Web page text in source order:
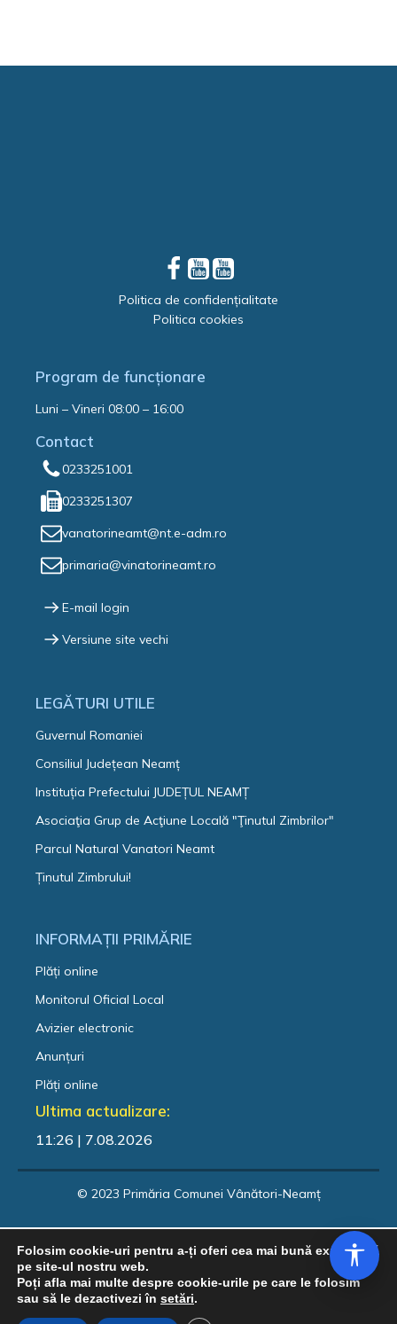
Politica de confidențialitate
Politica cookies
Program de funcționare
Luni – Vineri 08:00 – 16:00
Contact
0233251001
0233251307
vanatorineamt@nt.e-adm.ro
primaria@vinatorineamt.ro
E-mail login
Versiune site vechi
LEGĂTURI UTILE
Guvernul Romaniei
Consiliul Județean Neamț
Instituția Prefectului JUDEȚUL NEAMȚ
Asociaţia Grup de Acţiune Locală "Ţinutul Zimbrilor"
Parcul Natural Vanatori Neamt
Ținutul Zimbrului!
INFORMAȚII PRIMĂRIE
Plăți online
Monitorul Oficial Local
Avizier electronic
Anunțuri
Plăți online
Ultima actualizare:
11:26 | 7.08.2026
© 2023 Primăria Comunei Vânători-Neamț
Folosim cookie-uri pentru a-ți oferi cea mai bună experiență
pe site-ul nostru web.
Poți afla mai multe despre cookie-urile pe care le folosim
sau să le dezactivezi în setări.